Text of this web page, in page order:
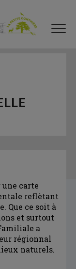
carte
reflètant
Que ce soit à
et surtout
a
régionnal
naturels.